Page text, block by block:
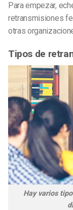
Para empezar,
retransmisiones
otras
Tipos de
Hay varios